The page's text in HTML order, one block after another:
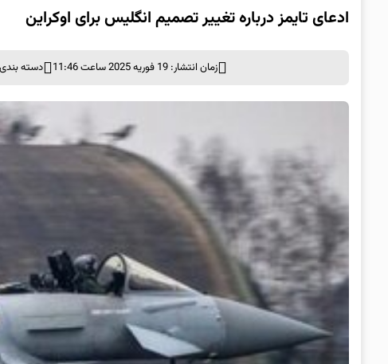
ادعای تایمز درباره تغییر تصمیم انگلیس برای اوکراین
زمان انتشار: 19 فوریه 2025 ساعت 11:46 دسته